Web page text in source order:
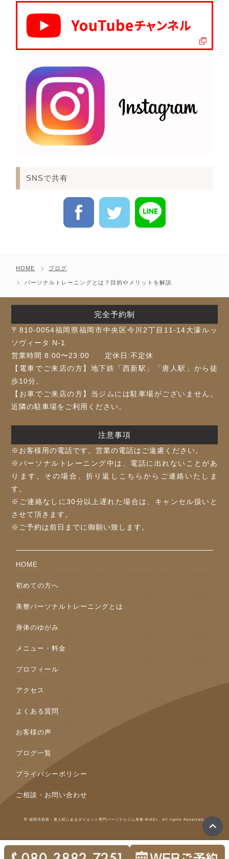
SNSで共有
HOME ブログ
パーソナルトレーニングとは？目的やメリットを解説
完全予約制
〒810-0054福岡県福岡市中央区今川2丁目11-14大濠ルッ
ソヴィータ N-1
営業時間 8:00〜23:00 定休日:不定休
【電車でご来店の方】地下鉄「⻄新駅」「唐人駅」から徒
歩10分。
【お車でご来店の方】当ジムには駐車場がございません。
近隣の駐車場をご利用ください。
注意事項
※お客様⽤の電話です。営業の電話はご遠慮ください。
※パーソナルトレーニング中は、電話に出れないことがあ
ります。その場合、折り返しこちらからご連絡いたしま
す。
※ご連絡なしに30分以上遅れた場合は、キャンセル扱いと
させて頂きます。
※ご予約は前⽇までに御願い致します。
HOME
初めての方へ
美整パーソナルトレーニングとは
身体のゆがみ
メニュー・料金
プロフィール
アクセス
よくある質問
お客様の声
ブログ一覧
プライバシーポリシー
ご相談・お問い合わせ
© 福岡市西新・唐人町にあるダイエット専門パーソナルジム美整-BISEI-. All rights Reserved.